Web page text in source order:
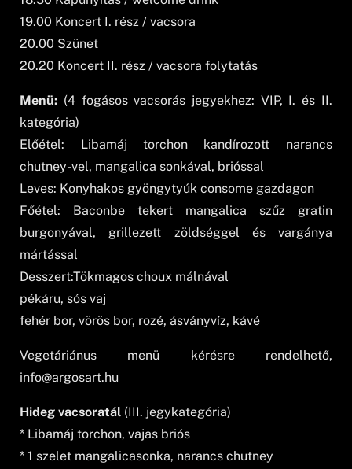
19.00 Koncert I. rész / vacsora
20.00 Szünet
20.20 Koncert II. rész / vacsora folytatás
Menü: (4 fogásos vacsorás jegyekhez: VIP, I. és II.
kategória)
Előétel: Libamáj torchon kandírozott narancs
chutney-vel, mangalica sonkával, brióssal
Leves: Konyhakos gyöngytyúk consome gazdagon
Főétel: Baconbe tekert mangalica szűz gratin
burgonyával, grillezett zöldséggel és vargánya
mártással
Desszert:Tökmagos choux málnával
pékáru, sós vaj
fehér bor, vörös bor, rozé, ásványvíz, kávé
Vegetáriánus menü kérésre rendelhető,
info@argosart.hu
Hideg vacsoratál (III. jegykategória)
* Libamáj torchon, vajas briós
* 1 szelet mangalicasonka, narancs chutney